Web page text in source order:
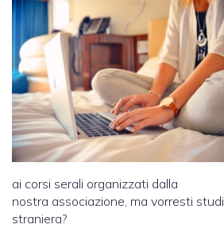
ai corsi serali organizzati dalla
nostra associazione, ma vorresti
straniera?